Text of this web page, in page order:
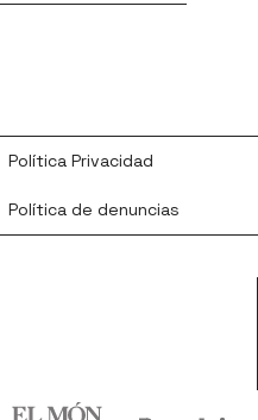
Política Privacidad
Política de denuncias